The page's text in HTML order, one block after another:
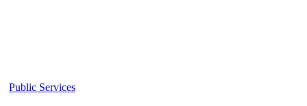
Public Services